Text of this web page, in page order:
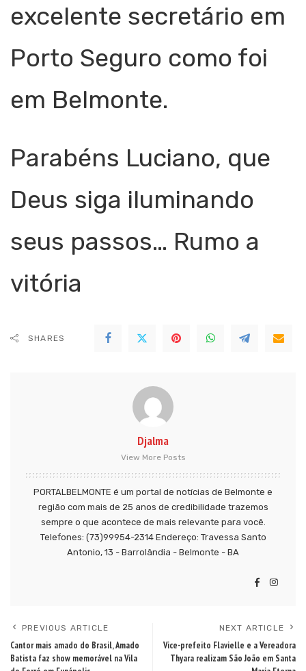
excelente secretário em
Porto Seguro como foi
em Belmonte.
Parabéns Luciano, que
Deus siga iluminando
seus passos… Rumo a
vitória
SHARES
Djalma
View More Posts
PORTALBELMONTE é um portal de notícias de Belmonte e
região com mais de 25 anos de credibilidade trazemos
sempre o que acontece de mais relevante para você.
Telefones: (73)99954-2314 Endereço: Travessa Santo
Antonio, 13 - Barrolândia - Belmonte - BA
PREVIOUS ARTICLE
Cantor mais amado do Brasil, Amado
Batista faz show memorável na Vila
NEXT ARTICLE
Vice-prefeito Flavielle e a Vereadora
Thyara realizam São João em Santa